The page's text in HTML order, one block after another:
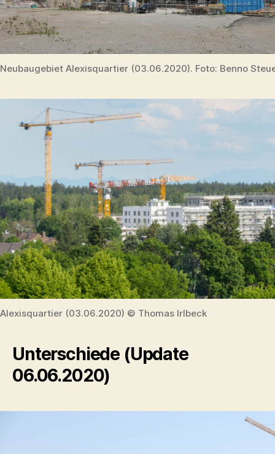
Neubaugebiet Alexisquartier (03.06.2020). Foto: Benno
Alexisquartier (03.06.2020) © Thomas Irlbeck
Unterschiede (Update
06.06.2020)